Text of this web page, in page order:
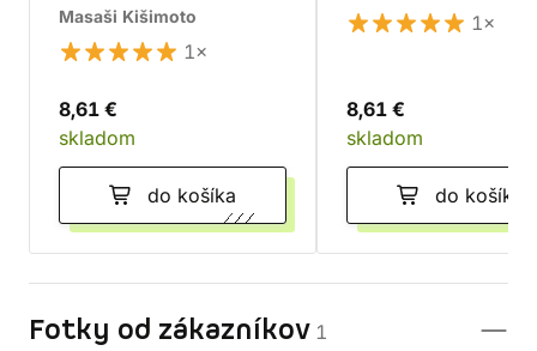
Masaši Kišimoto
1×
8,61 €
skladom
do košíka
1×
8,61 €
skladom
do košíka
Fotky od zákazníkov 1